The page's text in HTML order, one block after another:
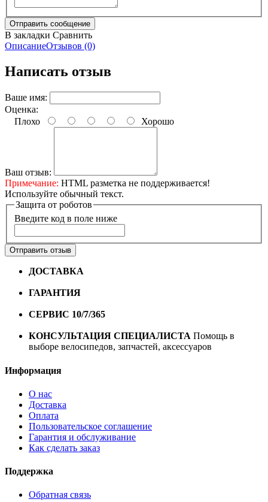
В закладки Сравнить
ОписаниеОтзывов (0)
Написать отзыв
Ваше имя:
Оценка:
Плохо
Хорошо
Ваш отзыв:
Примечание: HTML разметка не поддерживается!
Используйте обычный текст.
Защита от роботов
Введите код в поле ниже
Отправить отзыв
ДОСТАВКА
ГАРАНТИЯ
СЕРВИС 10/7/365
КОНСУЛЬТАЦИЯ СПЕЦИАЛИСТА Помощь в
выборе велосипедов, запчастей, аксессуаров
Информация
О нас
Доставка
Оплата
Пользовательское соглашение
Гарантия и обслуживание
Как сделать заказ
Поддержка
Обратная связь